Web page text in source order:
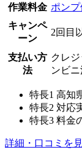
作業料金 ポンプ
キャンペ
ーン
2回目
支払い方
法
クレ
ンビ
特長1 高知
特長2 対応
特長3 料金
詳細・口コミを